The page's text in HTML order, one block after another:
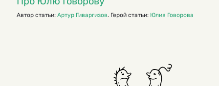
Автор статьи: Артур Гиваргизов. Герой статьи: Юлия Говорова